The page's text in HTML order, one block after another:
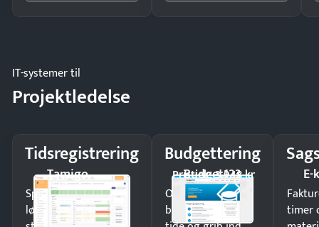
IT-systemer til
Projektledelse
Tidsregistrering
Tamigo
Spar tid på
lønberegning og få
Budgettering
Budget123
Pristjek: 3.948 kr
Opdag
budgetafvigelser i
timer